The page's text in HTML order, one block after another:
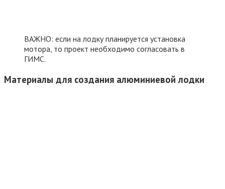
ВАЖНО: если на лодку планируется установка
мотора, то проект необходимо согласовать в
ГИМС.
Материалы для создания алюминиевой лодки